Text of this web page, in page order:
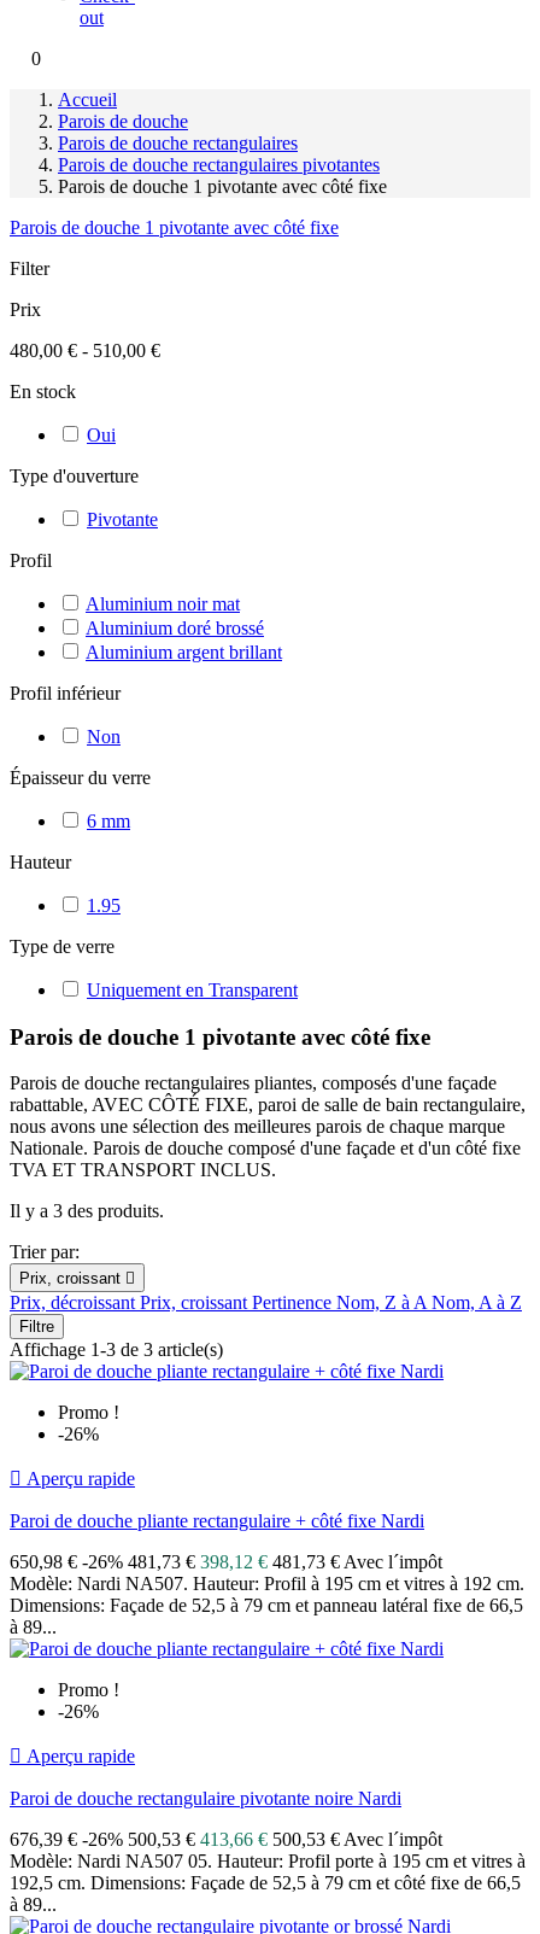
out
0
Accueil
Parois de douche
Parois de douche rectangulaires
Parois de douche rectangulaires pivotantes
Parois de douche 1 pivotante avec côté fixe
Parois de douche 1 pivotante avec côté fixe
Filter
Prix
480,00 € - 510,00 €
En stock
Oui
Type d'ouverture
Pivotante
Profil
Aluminium noir mat
Aluminium doré brossé
Aluminium argent brillant
Profil inférieur
Non
Épaisseur du verre
6 mm
Hauteur
1.95
Type de verre
Uniquement en Transparent
Parois de douche 1 pivotante avec côté fixe
Parois de douche rectangulaires pliantes, composés d'une façade
rabattable, AVEC CÔTÉ FIXE, paroi de salle de bain rectangulaire,
nous avons une sélection des meilleures parois de chaque marque
Nationale. Parois de douche composé d'une façade et d'un côté fixe
TVA ET TRANSPORT INCLUS.
Il y a 3 des produits.
Trier par:
Prix, croissant 
Prix, décroissant Prix, croissant Pertinence Nom, Z à A Nom, A à Z
Filtre
Affichage 1-3 de 3 article(s)
Promo !
-26%
 Aperçu rapide
Paroi de douche pliante rectangulaire + côté fixe Nardi
650,98 € -26% 481,73 € 398,12 € 481,73 € Avec l´impôt
Modèle: Nardi NA507. Hauteur: Profil à 195 cm et vitres à 192 cm.
Dimensions: Façade de 52,5 à 79 cm et panneau latéral fixe de 66,5
à 89...
Promo !
-26%
 Aperçu rapide
Paroi de douche rectangulaire pivotante noire Nardi
676,39 € -26% 500,53 € 413,66 € 500,53 € Avec l´impôt
Modèle: Nardi NA507 05. Hauteur: Profil porte à 195 cm et vitres à
192,5 cm. Dimensions: Façade de 52,5 à 79 cm et côté fixe de 66,5
à 89...